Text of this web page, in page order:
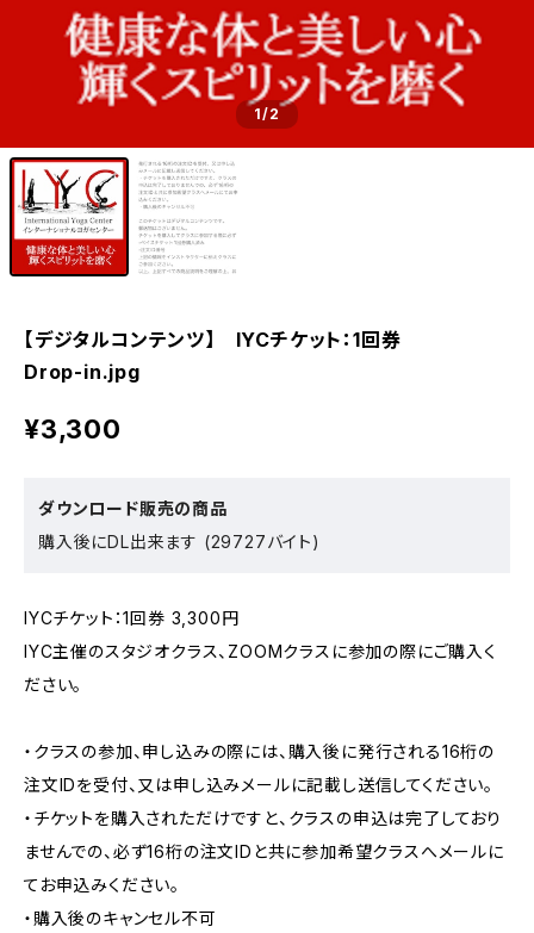
1/2
【デジタルコンテンツ】 IYCチケット：1回券
Drop-in.jpg
¥3,300
ダウンロード販売の商品
購入後にDL出来ます (29727バイト)
IYCチケット：1回券 3,300円
IYC主催のスタジオクラス、ZOOMクラスに参加の際にご購入く
ださい。
・クラスの参加、申し込みの際には、購入後に発行される16桁の
注文IDを受付、又は申し込みメールに記載し送信してください。
・チケットを購入されただけですと、クラスの申込は完了しており
ませんでの、必ず16桁の注文IDと共に参加希望クラスへメールに
てお申込みください。
・購入後のキャンセル不可